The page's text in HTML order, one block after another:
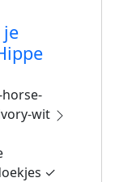
je
wit
✓